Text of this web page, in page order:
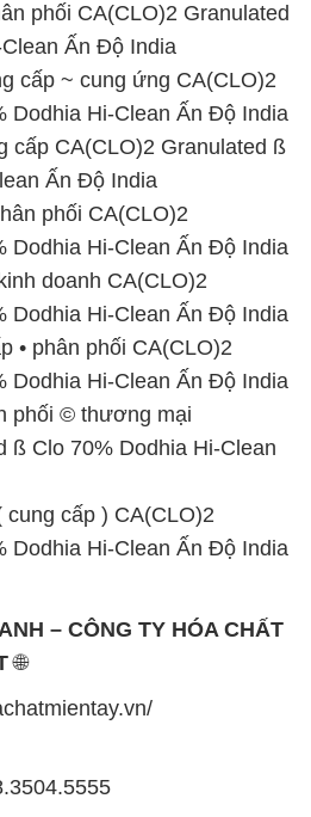
phối CA(CLO)2 Granulated
Ấn Độ India
cấp ~ cung ứng CA(CLO)2
Dodhia Hi-Clean Ấn Độ India
cấp CA(CLO)2 Granulated ß
Ấn Độ India
phối CA(CLO)2
Dodhia Hi-Clean Ấn Độ India
doanh CA(CLO)2
Dodhia Hi-Clean Ấn Độ India
• phân phối CA(CLO)2
Dodhia Hi-Clean Ấn Độ India
phối © thương mại
ß Clo 70% Dodhia Hi-Clean
cấp ) CA(CLO)2
Dodhia Hi-Clean Ấn Độ India
– CÔNG TY HÓA CHẤT
🌐